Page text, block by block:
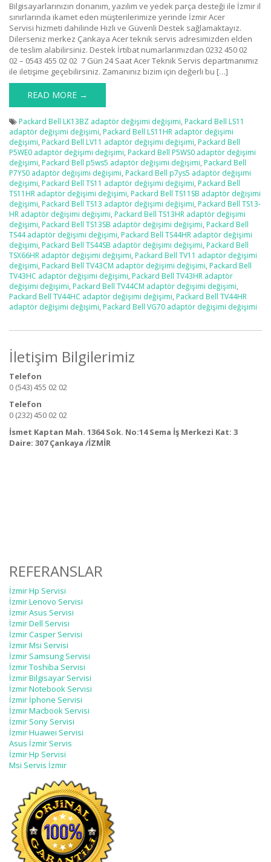
Bilgisayarlarınızın donanım, yazılım ve yedek parça desteği ile İzmir il
sınırlarında ikamet eden müşterilerimize yerinde İzmir Acer
Servisi hizmeti dahilinde Hızlı ve Güvenli Destek sağlamaktayız.
Dilerseniz merkez Çankaya Acer teknik servis adresimizden elden
de teslim alabilirsiniz. Destek İrtibat numarlarımızdan 0232 450 02
02 – 0543 455 02 02 7 Gün 24 Saat Acer Teknik Servis departmanımız
ile iletişime geçebilirsiniz. Zamanınız bizim için değerli bu […]
READ MORE →
Packard Bell LK13BZ adaptör değişimi değişimi, Packard Bell LS11
adaptör değişimi değişimi, Packard Bell LS11HR adaptör değişimi
değişimi, Packard Bell LV11 adaptör değişimi değişimi, Packard Bell
P5WE0 adaptör değişimi değişimi, Packard Bell P5WS0 adaptör değişimi
değişimi, Packard Bell p5ws5 adaptör değişimi değişimi, Packard Bell
P7YS0 adaptör değişimi değişimi, Packard Bell p7ys5 adaptör değişimi
değişimi, Packard Bell TS11 adaptör değişimi değişimi, Packard Bell
TS11HR adaptör değişimi değişimi, Packard Bell TS11SB adaptör değişimi
değişimi, Packard Bell TS13 adaptör değişimi değişimi, Packard Bell TS13-
HR adaptör değişimi değişimi, Packard Bell TS13HR adaptör değişimi
değişimi, Packard Bell TS13SB adaptör değişimi değişimi, Packard Bell
TS44 adaptör değişimi değişimi, Packard Bell TS44HR adaptör değişimi
değişimi, Packard Bell TS44SB adaptör değişimi değişimi, Packard Bell
TSX66HR adaptör değişimi değişimi, Packard Bell TV11 adaptör değişimi
değişimi, Packard Bell TV43CM adaptör değişimi değişimi, Packard Bell
TV43HC adaptör değişimi değişimi, Packard Bell TV43HR adaptör
değişimi değişimi, Packard Bell TV44CM adaptör değişimi değişimi,
Packard Bell TV44HC adaptör değişimi değişimi, Packard Bell TV44HR
adaptör değişimi değişimi, Packard Bell VG70 adaptör değişimi değişimi
İletişim Bilgilerimiz
Telefon
0 (543) 455 02 02
Telefon
0 (232) 450 02 02
İsmet Kaptan Mah. 1364 Sok. No:14 Sema İş Merkezi Kat: 3
Daire: 307 Çankaya /İZMİR
REFERANSLAR
İzmir Hp Servisi
İzmir Lenovo Servisi
İzmir Asus Servisi
İzmir Dell Servisi
İzmir Casper Servisi
İzmir Msi Servisi
İzmir Samsung Servisi
İzmir Toshiba Servisi
İzmir Bilgisayar Servisi
İzmir Notebook Servisi
İzmir İphone Servisi
İzmir Macbook Servisi
İzmir Sony Servisi
İzmir Huawei Servisi
Asus İzmir Servis
İzmir Hp Servisi
Msi Servis İzmir